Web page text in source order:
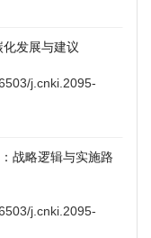
发展与建议
j.cnki.2095-
战略逻辑与实施路
j.cnki.2095-